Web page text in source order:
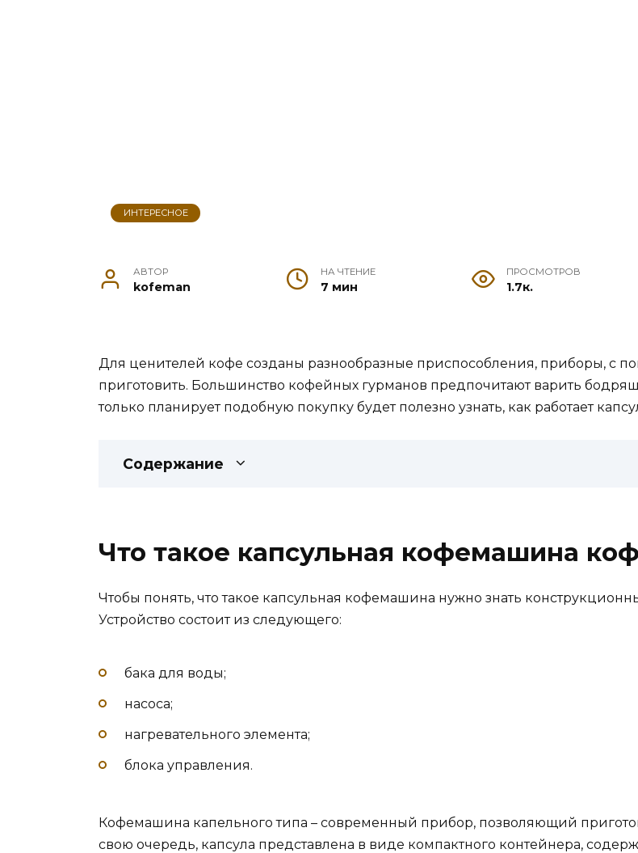
ИНТЕРЕСНОЕ
АВТОР
kofeman
НА ЧТЕНИЕ
7 мин
ПРОСМОТРОВ
1.7к.
Для ценителей кофе созданы разнообразные приспособления, приборы, с
приготовить. Большинство кофейных гурманов предпочитают варить
только планирует подобную покупку будет полезно узнать, как работает
Содержание
Что такое капсульная кофемашина
Чтобы понять, что такое капсульная кофемашина нужно знать
Устройство состоит из следующего:
бака для воды;
насоса;
нагревательного элемента;
блока управления.
Кофемашина капельного типа – современный прибор, позволяющий
свою очередь, капсула представлена в виде компактного контейнера,